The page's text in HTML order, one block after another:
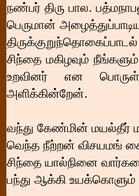
நண்பர் திரு பால.
பெருமான்
சிந்தை மகிழவும்
உறவினர் என
அளிக்கின்றேன்.
வந்து கேண்மின் மயல்தீர்
வெந்த நீற்றன் விசயமங்
சிந்தை யால்நினை
பந்து ஆக்கி